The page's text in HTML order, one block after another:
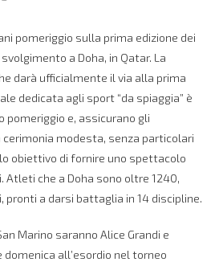
pomeriggio sulla prima edizione dei
a Doha, in Qatar. La
darà ufficialmente il via alla prima
dedicata agli sport “da spiaggia” è
pomeriggio e, assicurano gli
cerimonia modesta, senza particolari
obiettivo di fornire uno spettacolo
che a Doha sono oltre 1240,
pronti a darsi battaglia in 14 discipline.
Marino saranno Alice Grandi e
all’esordio nel torneo